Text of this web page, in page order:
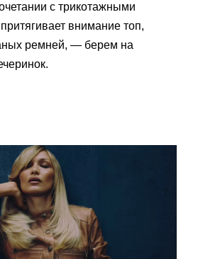
с трикотажными
внимание топ,
ремней, — берем на